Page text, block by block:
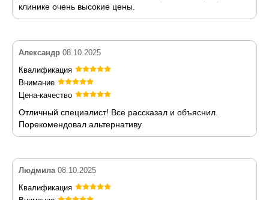
клинике очень высокие цены.
Александр 08.10.2025
Квалификация
Внимание
Цена-качество
Отличный специалист! Все рассказал и объяснил.
Порекомендовал альтернативу
Людмила 08.10.2025
Квалификация